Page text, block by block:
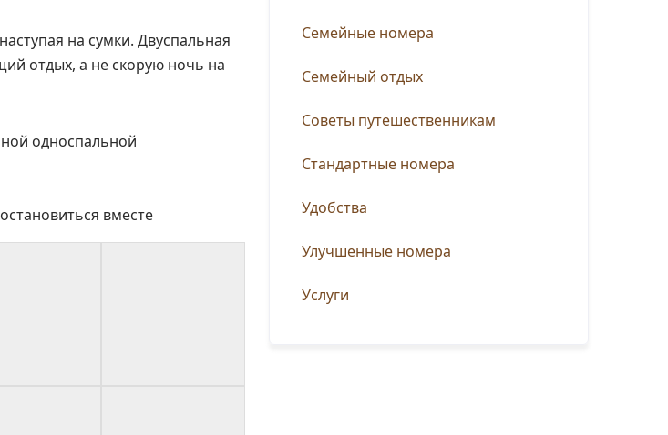
на сумки. Двуспальная
отдых, а не скорую ночь на
односпальной
вместе
Семейные номера
Семейный отдых
Советы путешественникам
Стандартные номера
Удобства
Улучшенные номера
Услуги